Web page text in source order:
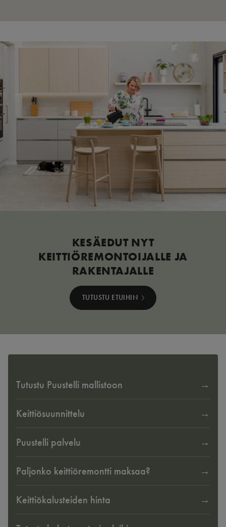
KESÄEDUT NYT
KEITTIÖREMONTOIJALLE JA
RAKENTAJALLE
TUTUSTU ETUIHIN
Tutustu Puustelli mallistoon
Keittiösuunnittelu
Puustelli palvelu
Paljonko keittiöremontti maksaa?
Keittiökalusteiden hinta